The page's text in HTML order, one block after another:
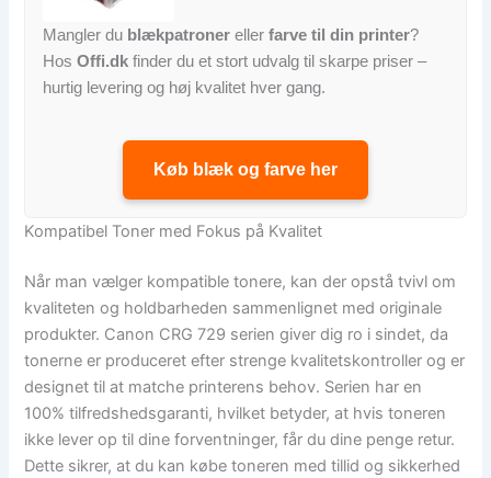
Mangler du blækpatroner ellerfarve til din printer?
HosOffi.dk finder du et stort udvalg til skarpe priser –
hurtig levering og høj kvalitet hver gang.
Køb blæk og farve her
Kompatibel Toner med Fokus på Kvalitet
Når man vælger kompatible tonere, kan der opstå tvivl om
kvaliteten og holdbarheden sammenlignet med originale
produkter. Canon CRG 729 serien giver dig ro i sindet, da
tonerne er produceret efter strenge kvalitetskontroller og er
designet til at matche printerens behov. Serien har en
100% tilfredshedsgaranti, hvilket betyder, at hvis toneren
ikke lever op til dine forventninger, får du dine penge retur.
Dette sikrer, at du kan købe toneren med tillid og sikkerhed